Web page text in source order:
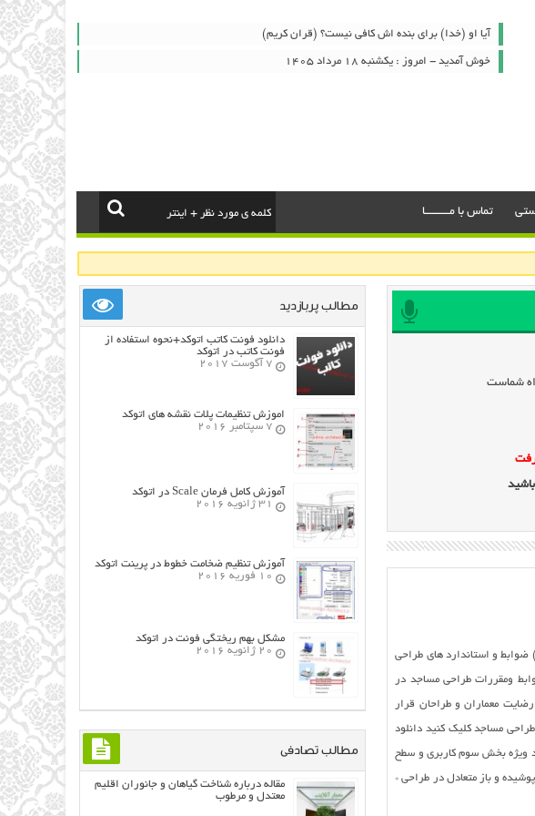
آیا او (خدا) برای بنده اش کافی نیست؟ (قران کریم)
خوش آمدید - امروز : یکشنبه ۱۸ مرداد ۱۴۰۵
تماس با مـــــــــا
شماست
ضوابط و استاندارد های طراحی مسجد(قسمت۲) ضوابط و استاندارد های طراحی
ومقررات طراحی مساجد در
معماران و طراحان قرار
مساجد کلیک کنید دانلود
ویژه بخش سوم کاربری و سطح
های سر پوشيده و باز متعادل در طراحی *
مطالب پربازدید
دانلود فونت کاتب اتوکد+نحوه استفاده از
فونت کاتب در اتوکد
7 آگوست 2017
اموزش تنظیمات پلات نقشه های اتوکد
7 سپتامبر 2016
آموزش کامل فرمان Scale در اتوکد
31 ژانویه 2016
آموزش تنظیم ضخامت خطوط در پرینت اتوکد
10 فوریه 2016
مشکل بهم ریختگی فونت در اتوکد
20 ژانویه 2016
مطالب تصادفی
مقاله درباره شناخت گیاهان و جانوران اقلیم
معتدل و مرطوب